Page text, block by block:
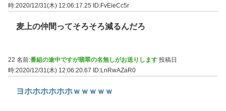
時:2020/12/31(木) 12:06:17.25 ID:FvEieCc5r
麦上の仲間ってそろそろ減るんだろ
22 名前:番組の途中ですが翡翠の名無しがお送りします 投稿日
時:2020/12/31(木) 12:06:20.67 ID:LnRwAZaR0
ヨホホホホホホｗｗｗｗｗ